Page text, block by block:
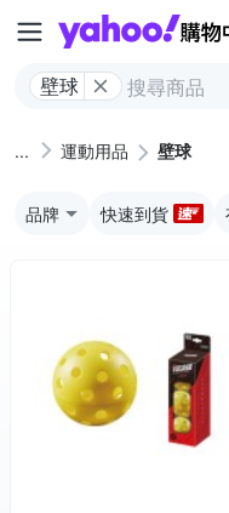
壁球
運動用品 壁球
品牌 快速到貨